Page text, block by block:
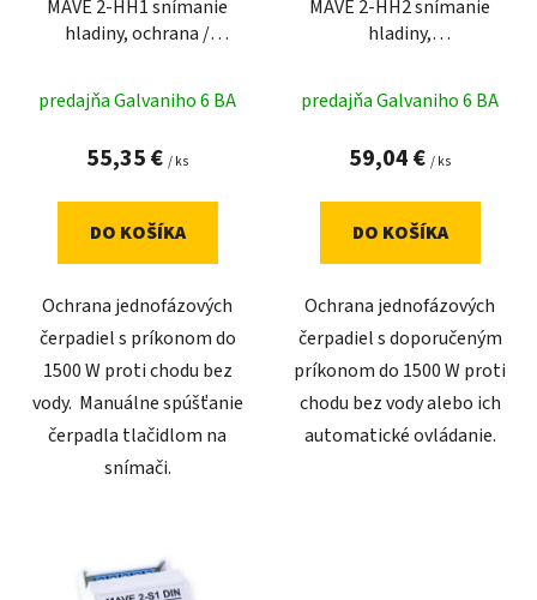
MAVE 2-HH1 snímanie
hladiny, ochrana /
predajňa Galvaniho 6 BA
55,35 € / ks
DO KOŠÍKA
Ochrana jednofázových
čerpadiel s príkonom do
1500 W proti chodu bez
vody. Manuálne spúšťanie
čerpadla tlačidlom na
snímači.
MAVE 2-HH2 snímanie
hladiny,
predajňa Galvaniho 6 BA
59,04 € / ks
DO KOŠÍKA
Ochrana jednofázových
čerpadiel s doporučeným
príkonom do 1500 W proti
chodu bez vody alebo ich
automatické ovládanie.